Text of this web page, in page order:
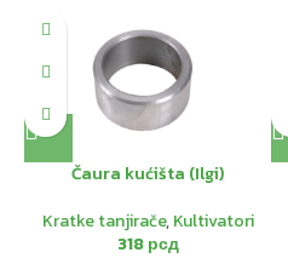
Čaura kućišta (Ilgi)
Kratke tanjirače,Kultivatori
318рсд